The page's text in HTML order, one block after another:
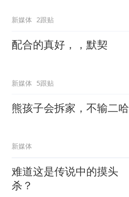
新媒体 2跟贴
配合的真好，，默契
新媒体 5跟贴
熊孩子会拆家，不输二哈
新媒体
难道这是传说中的摸头
杀？